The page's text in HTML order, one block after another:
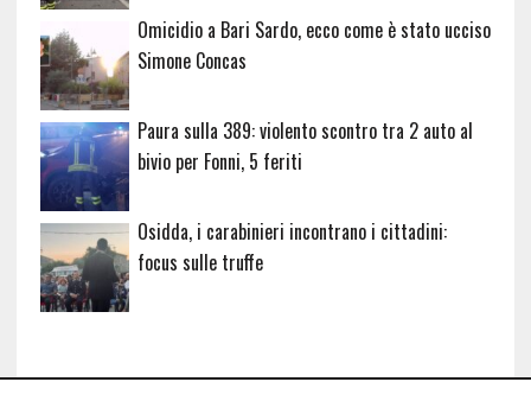
Omicidio a Bari Sardo, ecco come è stato ucciso
Simone Concas
Paura sulla 389: violento scontro tra 2 auto al
bivio per Fonni, 5 feriti
Osidda, i carabinieri incontrano i cittadini:
focus sulle truffe